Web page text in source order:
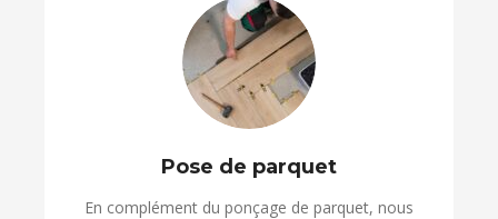
Pose de parquet
En complément du ponçage de parquet, nous